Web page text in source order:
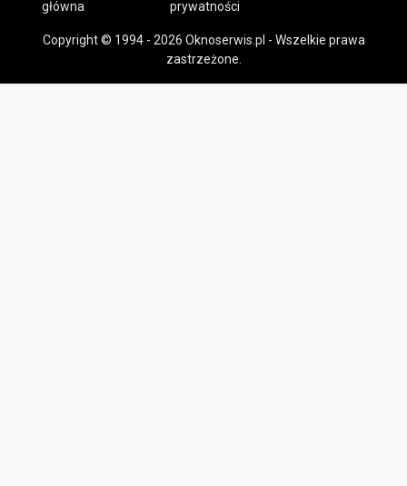
główna
prywatności
Copyright © 1994 - 2026 Oknoserwis.pl - Wszelkie prawa
zastrzeżone.